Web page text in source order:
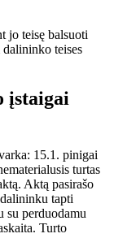
jo teisę balsuoti
teises
įstaigai
15.1. pinigai
turtas
Aktą pasirašo
tapti
su perduodamu
Turto